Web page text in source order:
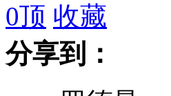
沈阳地下通道因误割燃气管
0顶 收藏
分享到：